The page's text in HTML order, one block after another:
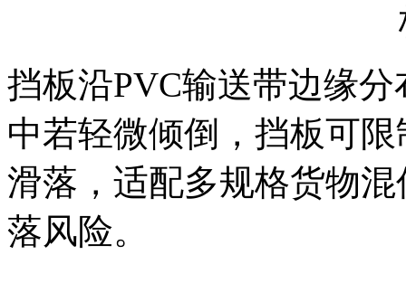
挡板沿PVC输送带边缘
中若轻微倾倒，挡板可
滑落，适配多规格货物
落风险。